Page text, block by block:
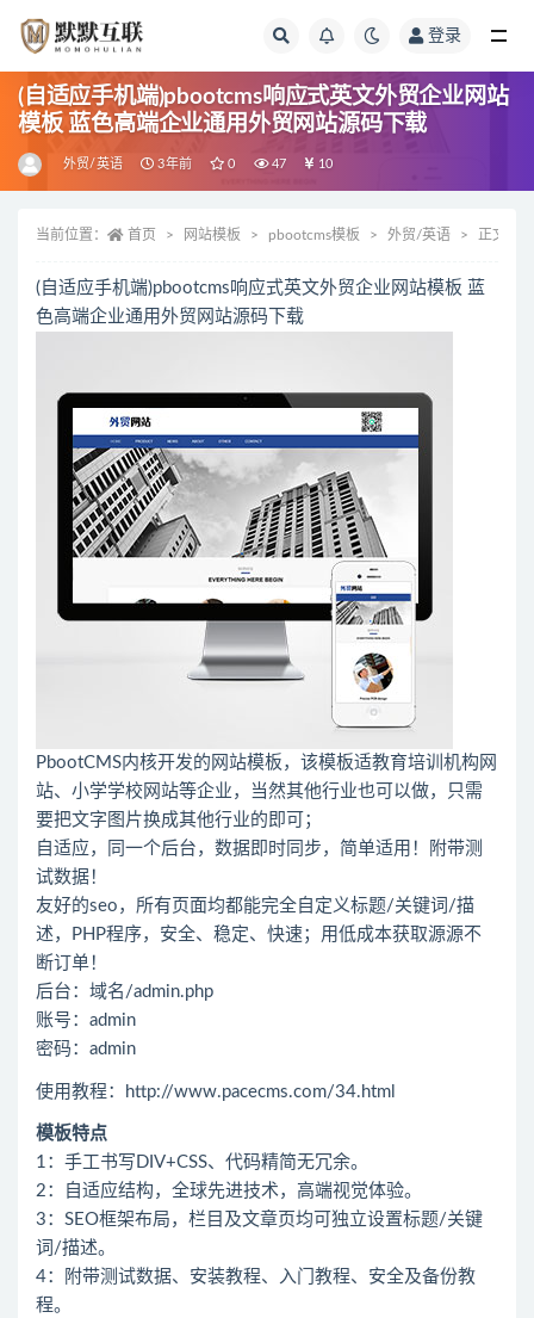
登录
(自适应手机端)pbootcms响应式英文外贸企业网站
模板 蓝色高端企业通用外贸网站源码下载
外贸/英语 3年前 0 47 10
当前位置： 首页 网站模板 pbootcms模板 外贸/英语 正文
(自适应手机端)pbootcms响应式英文外贸企业网站模板 蓝
色高端企业通用外贸网站源码下载
PbootCMS内核开发的网站模板，该模板适教育培训机构网
站、小学学校网站等企业，当然其他行业也可以做，只需
要把文字图片换成其他行业的即可；
自适应，同一个后台，数据即时同步，简单适用！附带测
试数据！
友好的seo，所有页面均都能完全自定义标题/关键词/描
述，PHP程序，安全、稳定、快速；用低成本获取源源不
断订单！
后台：域名/admin.php
账号：admin
密码：admin
使用教程：http://www.pacecms.com/34.html
模板特点
1：手工书写DIV+CSS、代码精简无冗余。
2：自适应结构，全球先进技术，高端视觉体验。
3：SEO框架布局，栏目及文章页均可独立设置标题/关键
词/描述。
4：附带测试数据、安装教程、入门教程、安全及备份教
程。